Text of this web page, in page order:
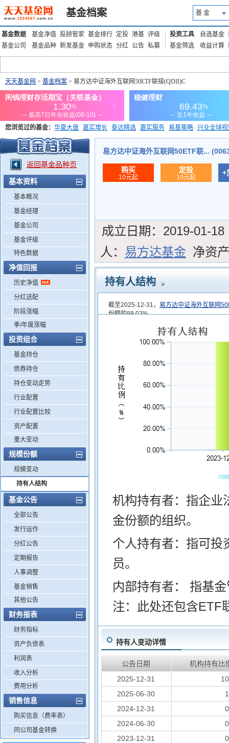
基金档案 基 金
基金数据 基金净值 投顾管家 基金排行 定投 港基 评级
基金公司
基金品种 新发基金 申购状态 分红 公告 私募
投资工具 自选基金
基金筛选
收益计算
天天基金网 > 基金档案 > 易方达中证海外互联网50ETF联接(QDII)C
您浏览过的基金： 华夏大盘 嘉实增长 泰达精选 嘉实服务 易基策略 兴业全球
添富优势 华安宏利 上证180价值ETF
返回基金品种页
基本资料
基本概况
基金经理
基金公司
基金评级
特色数据
净值回报
历史净值
分红送配
阶段涨幅
季/年度涨幅
投资组合
基金持仓
债券持仓
持仓变动走势
行业配置
行业配置比较
资产配置
重大变动
规模份额
规模变动
持有人结构
基金公告
全部公告
发行运作
分红公告
定期报告
人事调整
基金销售
其他公告
财务报表
财务指标
资产负债表
利润表
收入分析
费用分析
销售信息
购买信息（费率表）
同公司基金转换
易方达中证海外互联网50ETF联...
购买
10元起
定投
10元起
+
成立日期： 2019-01-18
人： 易方达基金 净资
持有人结构
截至2025-12-31， 易方达中证海外互联网
份额的89.03%
机构持有者：指企业
金份额的组织。
个人持有者：指可投
员。
内部持有者： 指基
注：此处还包含ETF
持有人变动详情
公告日期
机构持有比
2025-12-31
2025-06-30
2024-12-31
2024-06-30
2023-12-31